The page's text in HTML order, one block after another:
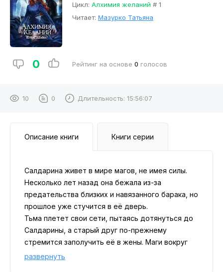
Цикл: Алхимия желаний # 1
Читает: Мазурко Татьяна
0 Рейтинг на основе 0 голосов
10 0 Длительность: 15:56:07
Описание книги Книги серии
Салдарина живет в мире магов, не имея силы.
Несколько лет назад она бежала из-за
предательства близких и навязанного барака, но
прошлое уже стучится в её дверь.
Тьма плетет свои сети, пытаясь дотянуться до
Салдарины, а старый друг по-прежнему
стремится заполучить её в жены. Маги вокруг
твердят, что у неё есть нечто, необходимое
развернуть